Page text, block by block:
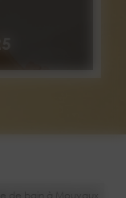
de bain à Mouvaux